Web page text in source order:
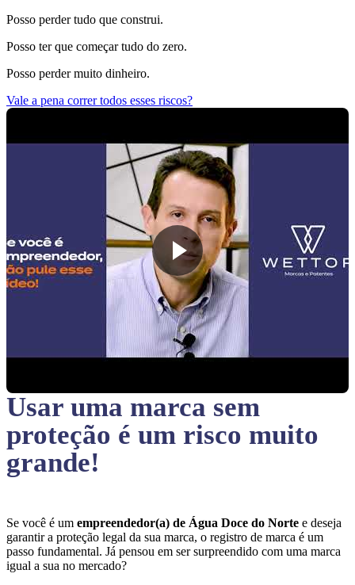
Posso perder tudo que construi.
Posso ter que começar tudo do zero.
Posso perder muito dinheiro.
Vale a pena correr todos esses riscos?
Usar uma marca sem
proteção é um risco muito
grande!
Se você é um empreendedor(a) de Água Doce do Norte e deseja
garantir a proteção legal da sua marca, o registro de marca é um
passo fundamental. Já pensou em ser surpreendido com uma marca
igual a sua no mercado?